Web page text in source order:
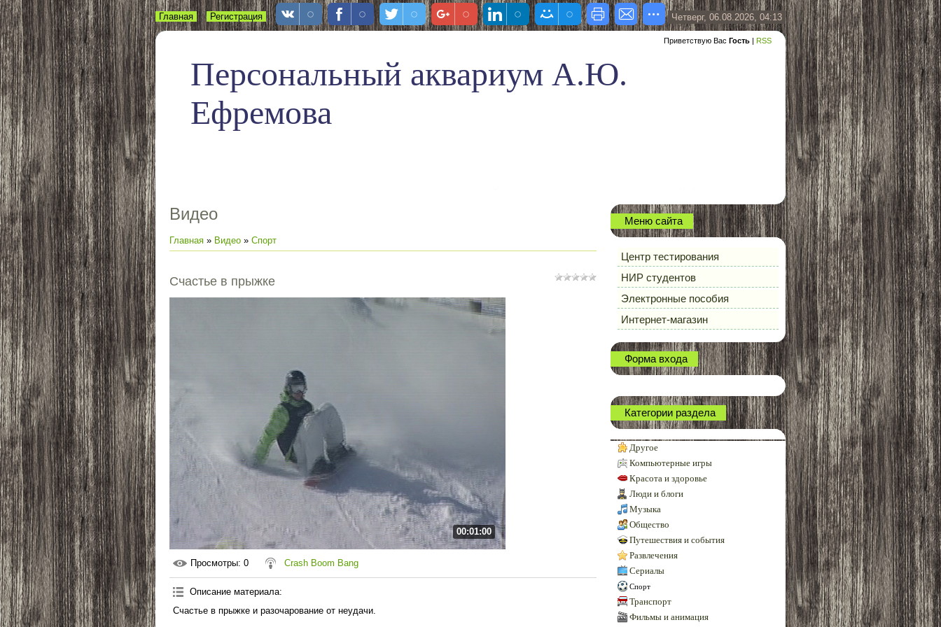
Четверг, 06.08.2026, 04:13
Приветствую Вас Гость | RSS
Персональный аквариум А.Ю.
Ефремова
Главная Регистрация Вход
Видео
Главная » Видео » Спорт
Счастье в прыжке
00:01:00
Просмотры: 0 Crash Boom Bang
Описание материала:
Счастье в прыжке и разочарование от неудачи.
Меню сайта
Центр тестирования
НИР студентов
Электронные пособия
Интернет-магазин
Форма входа
Категории раздела
Другое
Компьютерные игры
Красота и здоровье
Люди и блоги
Музыка
Общество
Путешествия и события
Развлечения
Сериалы
Спорт
Транспорт
Фильмы и анимация